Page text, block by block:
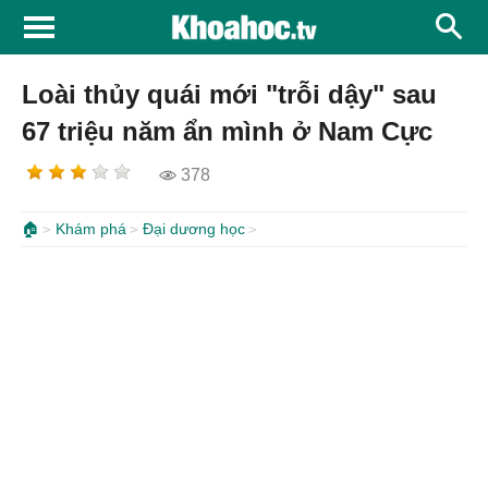
Loài thủy quái mới "trỗi dậy" sau
67 triệu năm ẩn mình ở Nam Cực
378
🏠 Khám phá Đại dương học